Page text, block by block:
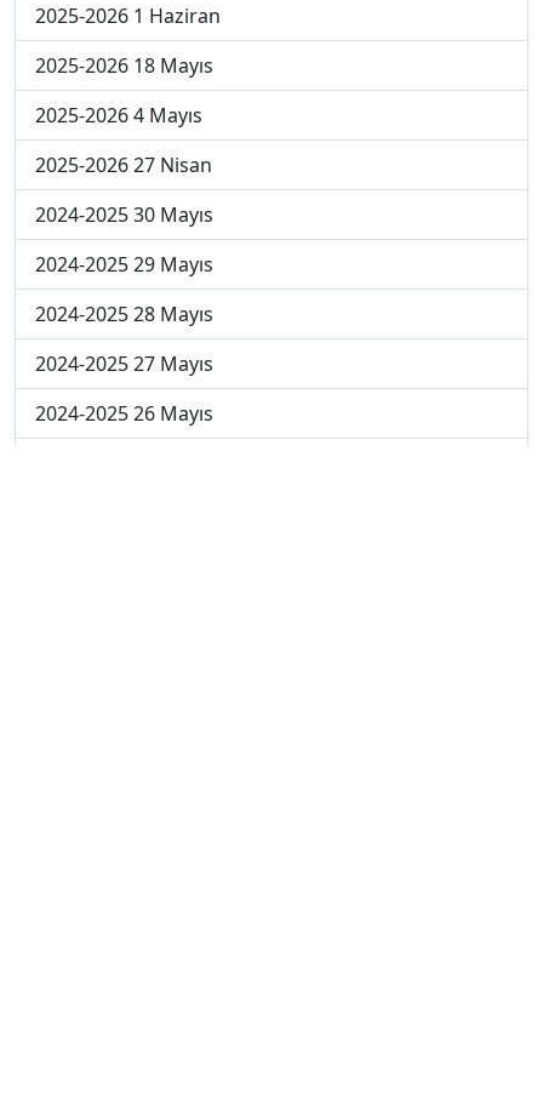
2025-2026 1 Haziran
2025-2026 18 Mayıs
2025-2026 4 Mayıs
2025-2026 27 Nisan
2024-2025 30 Mayıs
2024-2025 29 Mayıs
2024-2025 28 Mayıs
2024-2025 27 Mayıs
2024-2025 26 Mayıs